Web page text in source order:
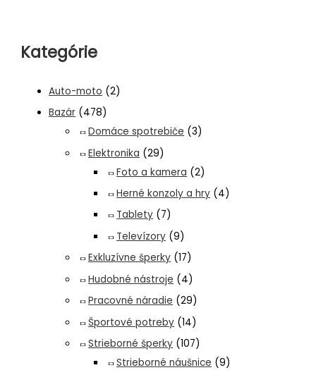
Kategórie
Auto-moto (2)
Bazár (478)
Domáce spotrebiče (3)
Elektronika (29)
Foto a kamera (2)
Herné konzoly a hry (4)
Tablety (7)
Televízory (9)
Exkluzívne šperky (17)
Hudobné nástroje (4)
Pracovné náradie (29)
Športové potreby (14)
Strieborné šperky (107)
Strieborné náušnice (9)